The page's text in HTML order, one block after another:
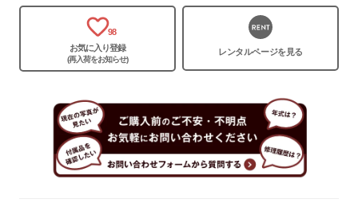
98
お気に入り登録
(再入荷をお知らせ)
レンタルページを見る